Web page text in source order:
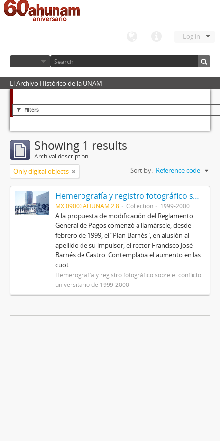
Log in
El Archivo Histórico de la UNAM
Filters
Showing 1 results
Archival description
Only digital objects Sort by: Reference code
Hemerografía y registro fotográfico sobre el conflicto universitario de 1999-2000
MX 09003AHUNAM 2.8 Collection 1999-2000
A la propuesta de modificación del Reglamento
General de Pagos comenzó a llamársele, desde
febrero de 1999, el “Plan Barnés", en alusión al
apellido de su impulsor, el rector Francisco José
Barnés de Castro. Contemplaba el aumento en las
cuot...
Hemerografía y registro fotográfico sobre el conflicto
universitario de 1999-2000